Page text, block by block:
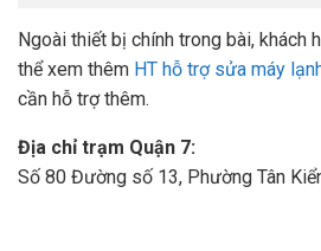
Ngoài thiết bị chính trong bài, khách
thể xem thêm HT hỗ trợ sửa máy
cần hỗ trợ thêm.
Địa chỉ trạm Quận 7:
Số 80 Đường số 13, Phường Tân